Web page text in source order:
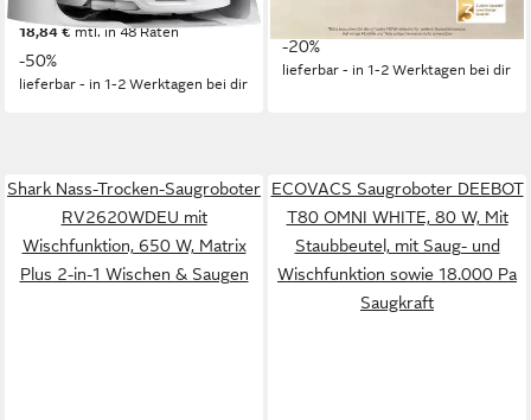
nur diesen Monat
18,84 €mtl. in 48 Raten
-50%
lieferbar - in 1-2 Werktagen bei dir
-20%
lieferbar - in 1-2 Werktagen bei dir
Shark Nass-Trocken-Saugroboter
RV2620WDEU mit
Wischfunktion, 650 W, Matrix
Plus 2-in-1 Wischen & Saugen
ECOVACS Saugroboter DEEBOT
T80 OMNI WHITE, 80 W, Mit
Staubbeutel, mit Saug- und
Wischfunktion sowie 18.000 Pa
Saugkraft